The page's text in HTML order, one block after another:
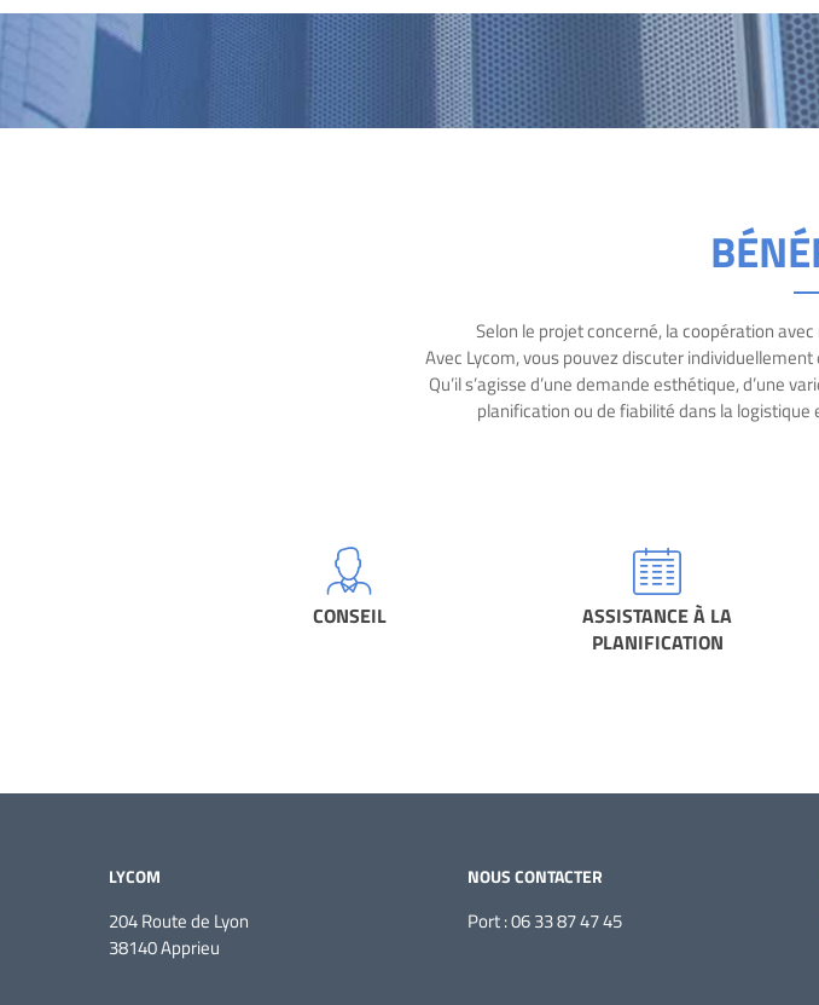
Selon le projet concerné, la coopération
Avec Lycom, vous pouvez discuter
Qu’il s’agisse d’une demande esthétique, d’une
planification ou de fiabilité dans la
CONSEIL
ASSISTANCE À LA
PLANIFICATION
LYCOM
204 Route de Lyon
38140 Apprieu
NOUS CONTACTER
Port : 06 33 87 47 45